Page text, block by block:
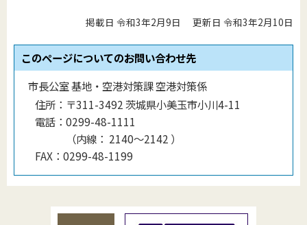
掲載日 令和3年2月9日 更新日 令和3年2月10日
このページについてのお問い合わせ先
市長公室 基地・空港対策課 空港対策係
住所： 〒311-3492 茨城県小美玉市小川4-11
電話： 0299-48-1111
（内線 ： 2140〜2142 ）
FAX： 0299-48-1199